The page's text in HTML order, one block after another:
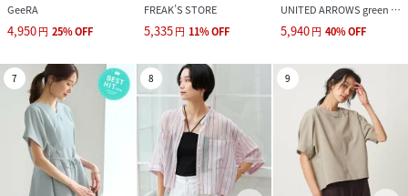
GeeRA
4,950円 25%OFF
FREAK’S STORE
5,335円 11%OFF
UNITED ARROWS green label relaxing
5,940円 40%OFF
7 8 9